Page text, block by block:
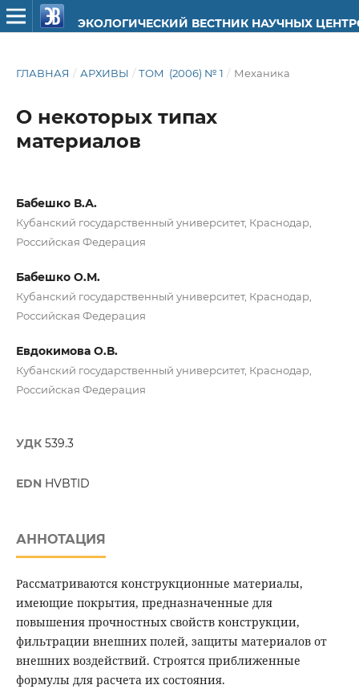
ЭКОЛОГИЧЕСКИЙ ВЕСТНИК НАУЧНЫХ
ГЛАВНАЯ / АРХИВЫ / ТОМ (2006) № 1 / Механика
О некоторых типах
материалов
Бабешко В.А.
Кубанский государственный университет, Краснодар,
Российская Федерация
Бабешко О.М.
Кубанский государственный университет, Краснодар,
Российская Федерация
Евдокимова О.В.
Кубанский государственный университет, Краснодар,
Российская Федерация
УДК 539.3
EDN HVBTID
АННОТАЦИЯ
Рассматриваются конструкционные материалы,
имеющие покрытия, предназначенные для
повышения прочностных свойств конструкции,
фильтрации внешних полей, защиты материалов от
внешних воздействий. Строятся приближенные
формулы для расчета их состояния.